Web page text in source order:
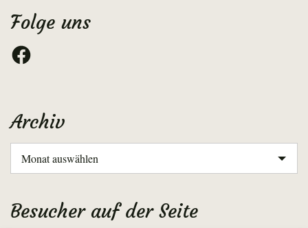
Folge uns
Facebook
Archiv
Archiv
Besucher auf der Seite